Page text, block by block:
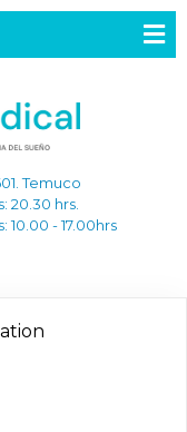
Temuco
20.30 hrs.
10.00 - 17.00hrs